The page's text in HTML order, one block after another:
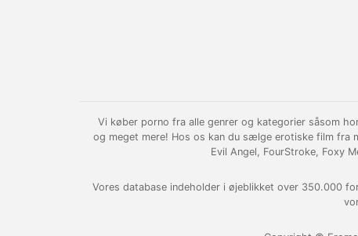
Vi køber porno fra alle genrer og kategorier såsom
og meget mere! Hos os kan du sælge erotiske film fra
Evil Angel, FourStroke, Foxy
Vores database indeholder i øjeblikket over 350.000